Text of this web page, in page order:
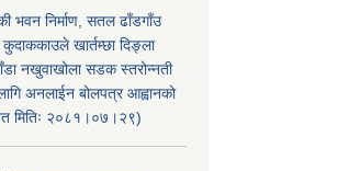
भवन निर्माण, सतल ढाँडगाँउ
खार्तम्छा दिङ्ला
नखुवाखोला सडक स्तरोन्नती
लागि अनलाईन बोलपत्र आह्वानको
मितिः २०८१।०७।२९)